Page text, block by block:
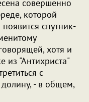
совершенно
которой
спутник-
хотя и
из "Антихриста"
с
- в общем,